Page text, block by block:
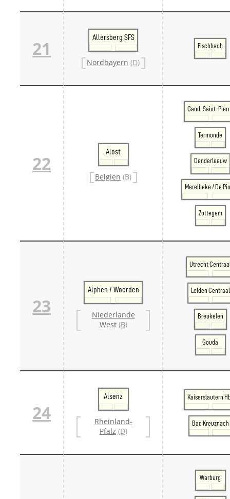
21
Allersberg SFS
Nordbayern (D)
Fischbach
22
Alost
Belgien (B)
Gand-Saint-
Termonde
Denderleeuw
Merelbeke / De
Zottegem
23
Alphen / Woerden
Niederlande
West (B)
Utrecht
Leiden Centraal
Breukelen
Gouda
24
Alsenz
Rheinland-
Pfalz (D)
Kaiserslautern
Bad Kreuznach
Warburg